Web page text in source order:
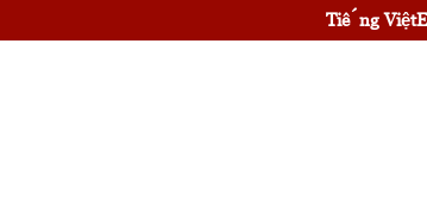
Tiếng Việt